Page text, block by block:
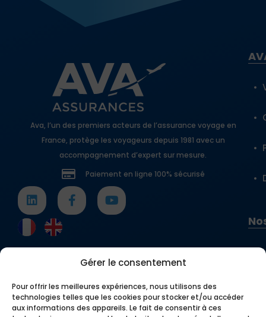
Gérer le consentement
Pour offrir les meilleures expériences, nous utilisons des
technologies telles que les cookies pour stocker et/ou accéder
aux informations des appareils. Le fait de consentir à ces
Ava, l’un des premiers acteurs de l’assurance voyage en
France, protège les voyageurs depuis 1981 avec un
accompagnement d’expert sur mesure.
Paiement en ligne 100% sécurisé